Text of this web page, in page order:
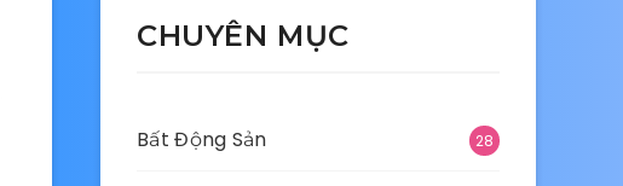
CHUYÊN MỤC
Bất Động Sản 28